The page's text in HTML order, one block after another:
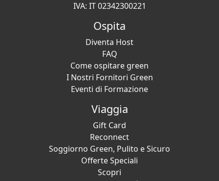
IVA: IT 02342300221
Ospita
Diventa Host
FAQ
Come ospitare green
I Nostri Fornitori Green
Eventi di Formazione
Viaggia
Gift Card
Reconnect
Soggiorno Green, Pulito e Sicuro
Offerte Speciali
Scopri